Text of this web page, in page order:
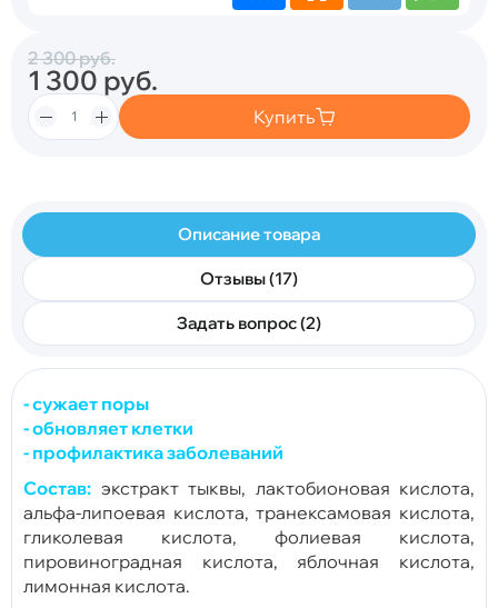
2 300руб.
1 300 руб.
Купить
Описание товара
Отзывы (17)
Задать вопрос (2)
- сужает поры
- обновляет клетки
- профилактика заболеваний
Состав: экстракт тыквы, лактобионовая кислота,
альфа-липоевая кислота, транексамовая кислота,
гликолевая кислота, фолиевая кислота,
пировиноградная кислота, яблочная кислота,
лимонная кислота.